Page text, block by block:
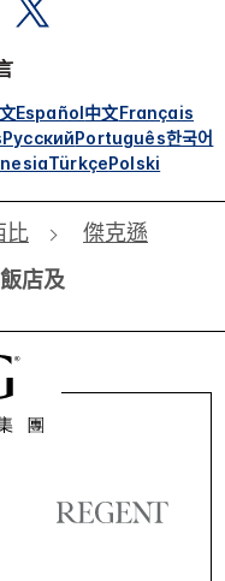
Español中文Français
РусскийPortuguês한국어
TürkçePolski
比
傑克遜
店及